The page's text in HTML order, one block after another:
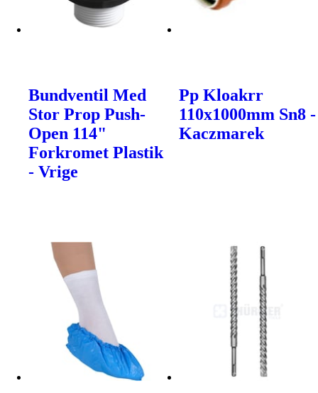
Bundventil Med
Stor Prop Push-
Open 114"
Forkromet Plastik
- Vrige
Pp Kloakrr
110x1000mm Sn8 -
Kaczmarek